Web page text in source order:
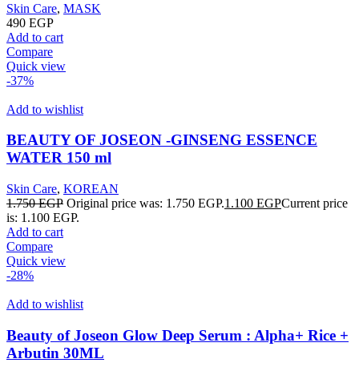
Skin Care, MASK
490 EGP
Add to cart
Compare
Quick view
-37%
Add to wishlist
BEAUTY OF JOSEON -GINSENG ESSENCE
WATER 150 ml
Skin Care, KOREAN
1.750EGP Original price was: 1.750 EGP.1.100 EGPCurrent price
is: 1.100 EGP.
Add to cart
Compare
Quick view
-28%
Add to wishlist
Beauty of Joseon Glow Deep Serum : Alpha+ Rice +
Arbutin 30ML